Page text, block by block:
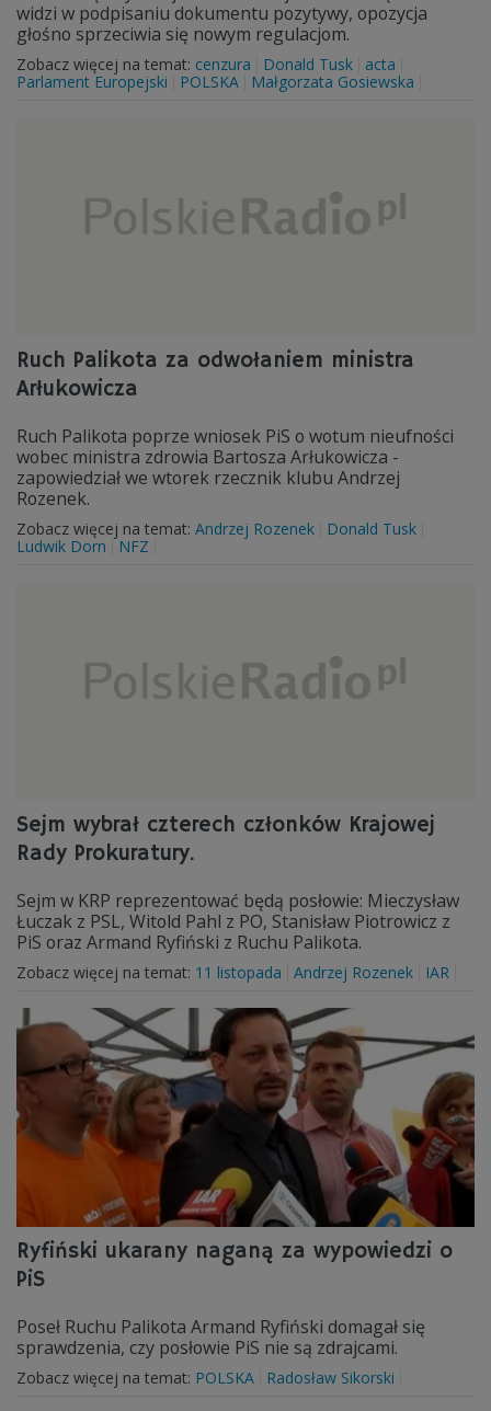
widzi w podpisaniu dokumentu pozytywy, opozycja
głośno sprzeciwia się nowym regulacjom.
Zobacz więcej na temat: cenzura Donald Tusk
acta
Parlament Europejski
POLSKA Małgorzata Gosiewska
Ruch Palikota za odwołaniem ministra
Arłukowicza
Ruch Palikota poprze wniosek PiS o wotum nieufności
wobec ministra zdrowia Bartosza Arłukowicza -
zapowiedział we wtorek rzecznik klubu Andrzej
Rozenek.
Zobacz więcej na temat: Andrzej Rozenek
Donald Tusk
Ludwik Dorn
NFZ
Sejm wybrał czterech członków Krajowej
Rady Prokuratury.
Sejm w KRP reprezentować będą posłowie: Mieczysław
Łuczak z PSL, Witold Pahl z PO, Stanisław Piotrowicz z
PiS oraz Armand Ryfiński z Ruchu Palikota.
Zobacz więcej na temat: 11 listopada Andrzej Rozenek IAR
Ryfiński ukarany naganą za wypowiedzi o
PiS
Poseł Ruchu Palikota Armand Ryfiński domagał się
sprawdzenia, czy posłowie PiS nie są zdrajcami.
Zobacz więcej na temat: POLSKA Radosław Sikorski